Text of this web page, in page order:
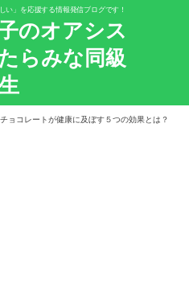
い」を応援する情報発信ブログです！
のオアシス
らみな同級
ョコレートが健康に及ぼす５つの効果とは？